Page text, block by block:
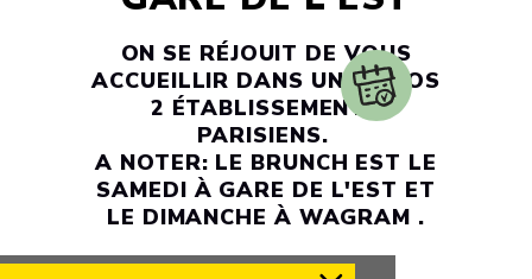
ON SE RÉJOUIT DE VOUS
ACCUEILLIR DANS UN DE NOS
2 ÉTABLISSEMENTS
PARISIENS.
A NOTER: LE BRUNCH EST LE
SAMEDI À GARE DE L'EST ET
LE DIMANCHE À WAGRAM .